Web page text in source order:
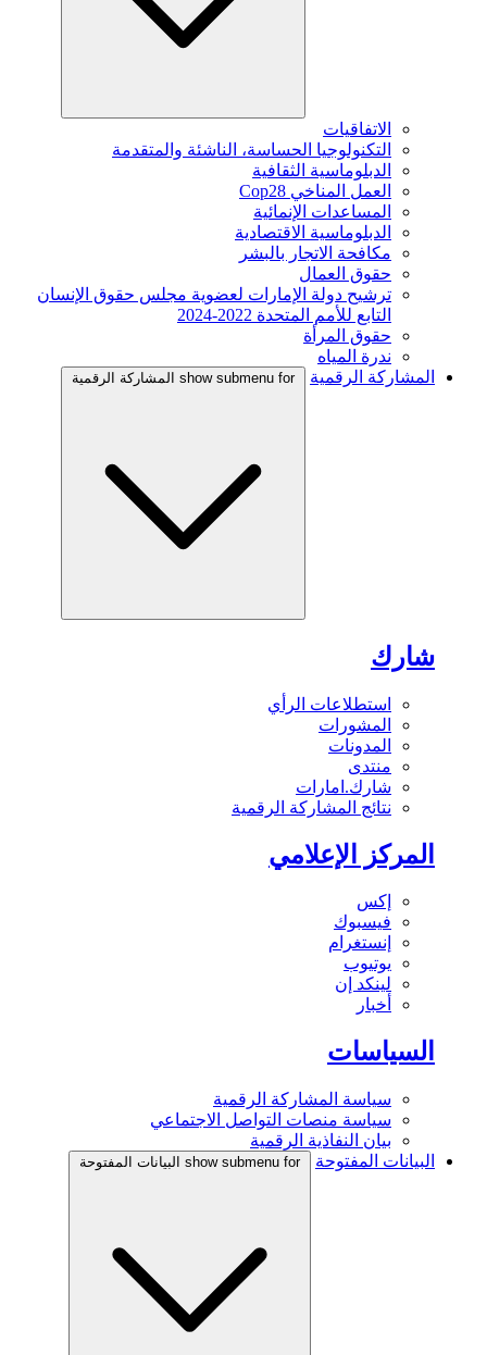
الاتفاقيات
التكنولوجيا الحساسة، الناشئة والمتقدمة
الدبلوماسية الثقافية
العمل المناخي Cop28
المساعدات الإنمائية
الدبلوماسية الاقتصادية
مكافحة الاتجار بالبشر
حقوق العمال
ترشيح دولة الإمارات لعضوية مجلس حقوق الإنسان
التابع للأمم المتحدة 2022-2024
حقوق المرأة
ندرة المياه
المشاركة الرقمية
show submenu for المشاركة الرقمية
شارك
استطلاعات الرأي
المشورات
المدونات
منتدى
شارك.امارات
نتائج المشاركة الرقمية
المركز الإعلامي
إكس
فيسبوك
إنستغرام
يوتيوب
لينكد إن
أخبار
السياسات
سياسة المشاركة الرقمية
سياسة منصات التواصل الاجتماعي
بيان النفاذية الرقمية
البيانات المفتوحة
show submenu for البيانات المفتوحة